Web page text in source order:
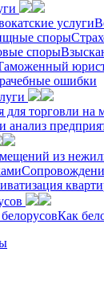
услуги
споры
споры
ошибки
для торговли на
анализ
из
Как